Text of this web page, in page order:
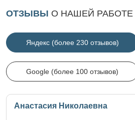
ОТЗЫВЫ О НАШЕЙ РАБОТЕ
Яндекс (более 230 отзывов)
Google (более 100 отзывов)
Анастасия Николаевна